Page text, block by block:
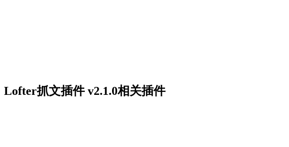
Lofter抓文插件 v2.1.0相关插件